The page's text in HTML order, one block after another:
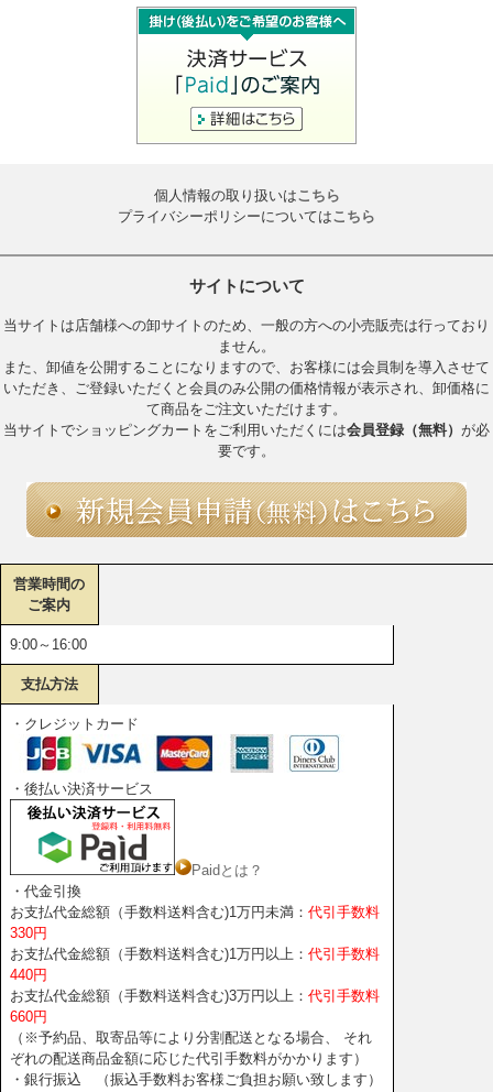
個人情報の取り扱いはこちら
プライバシーポリシーについてはこちら
サイトについて
当サイトは店舗様への卸サイトのため、一般の方への小売販売は行っており
ません。
また、卸値を公開することになりますので、お客様には会員制を導入させて
いただき、ご登録いただくと会員のみ公開の価格情報が表示され、卸価格に
て商品をご注文いただけます。
当サイトでショッピングカートをご利用いただくには会員登録（無料） が必
要です。
営業時間の
ご案内
9:00～16:00
支払方法
・クレジットカード
・後払い決済サービス
Paidとは？
・代金引換
お支払代金総額（手数料送料含む)1万円未満： 代引手数料
330円
お支払代金総額（手数料送料含む)1万円以上： 代引手数料
440円
お支払代金総額（手数料送料含む)3万円以上： 代引手数料
660円
（※予約品、取寄品等により分割配送となる場合、 それ
ぞれの配送商品金額に応じた代引手数料がかかります）
・銀行振込 （振込手数料お客様ご負担お願い致します）